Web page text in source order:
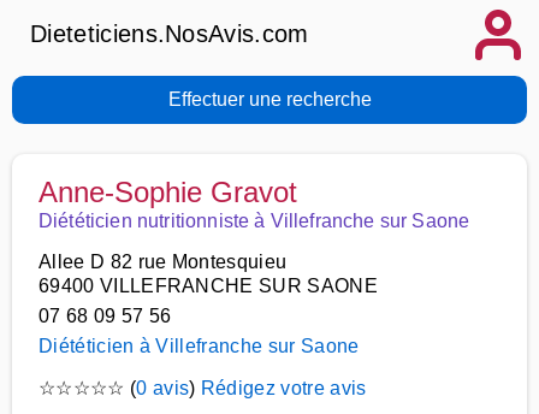
Dieteticiens.NosAvis.com
Effectuer une recherche
Anne-Sophie Gravot
Diététicien nutritionniste à Villefranche sur Saone
Allee D 82 rue Montesquieu
69400 VILLEFRANCHE SUR SAONE
07 68 09 57 56
Diététicien à Villefranche sur Saone
☆☆☆☆☆ (0 avis) Rédigez votre avis